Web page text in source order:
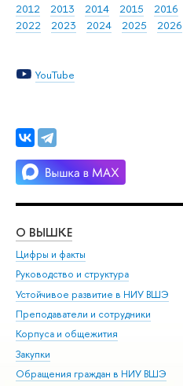
2012 2013 2014 2015 2016
2022
2023 2024 2025 2026
YouTube
О ВЫШКЕ
Цифры и факты
Руководство и структура
Устойчивое развитие в НИУ ВШЭ
Преподаватели и сотрудники
Корпуса и общежития
Закупки
Обращения граждан в НИУ ВШЭ